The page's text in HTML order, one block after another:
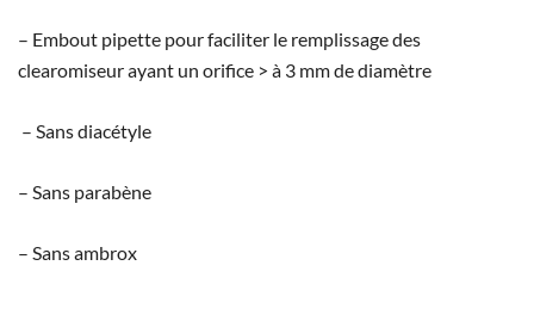
– Embout pipette pour faciliter le remplissage des
clearomiseur ayant un orifice > à 3 mm de diamètre
– Sans diacétyle
– Sans parabène
– Sans ambrox